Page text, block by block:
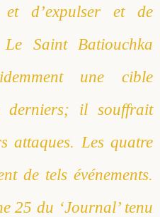
(Pospelov)
et d’expulser et de
Saint Batiouchka
une cible
derniers; il souffrait
attaques. Les quatre
de tels événements.
25 du ‘Journal’ tenu